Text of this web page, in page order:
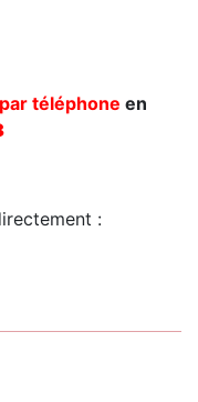
téléphone en
: